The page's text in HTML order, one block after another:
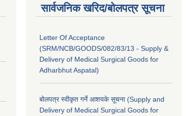
सार्वजनिक खरिद/बोलपत्र सूचना
Letter Of Acceptance
(SRM/NCB/GOODS/082/83/13 - Supply &
Delivery of Medical Surgical Goods for
Adharbhut Aspatal)
बोलपत्र स्वीकृत गर्ने आशयके सूचना (Supply and
Delivery of Medical Surgical Goods for